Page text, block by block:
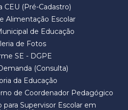
CEU (Pré-Cadastro)
Alimentação Escolar
de Educação
de Fotos
SE - DGPE
(Consulta)
da Educação
de Coordenador Pedagógico
para Supervisor Escolar em